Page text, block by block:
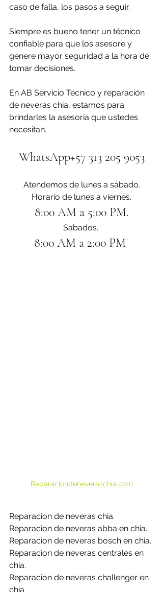
caso de falla, los pasos a seguir.
Siempre es bueno tener un técnico
confiable para que los asesore y
genere mayor seguridad a la hora de
tomar decisiones.
En AB Servicio Técnico y reparación
de neveras chia, estamos para
brindarles la asesoría que ustedes
necesitan.
WhatsApp+57 313 205 9053
Atendemos de lunes a sábado.
Horario de lunes a viernes.
8:00 AM a 5:00 PM.
Sabados.
8:00 AM a 2:00 PM
Reparaciondeneveraschia.com
Reparacion de neveras chia.
Reparacion de neveras abba en chia.
Reparacion de neveras bosch en chia.
Reparacion de neveras centrales en
chia.
Reparacion de neveras challenger en
chia.